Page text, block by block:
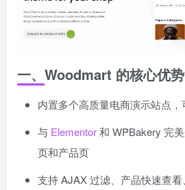
一、Woodmart 的核心优
内置多个高质量电商演示站点，
与 Elementor和 WPBakery 完
页和产品页
支持 AJAX 过滤、产品快速查